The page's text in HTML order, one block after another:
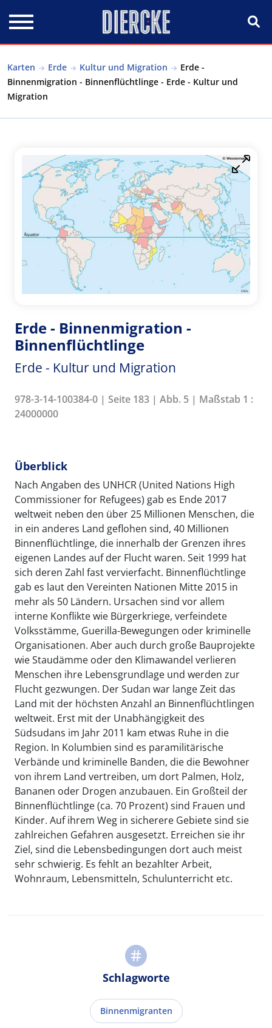
Karten Erde Kultur und Migration
Erde -
Binnenmigration - Binnenflüchtlinge - Erde - Kultur und
Migration
Erde - Binnenmigration -
Binnenflüchtlinge
Erde - Kultur und Migration
978-3-14-100384-0 | Seite 183 | Abb. 5 | Maßstab 1 :
24000000
Überblick
Nach Angaben des UNHCR (United Nations High
Commissioner for Refugees) gab es Ende 2017
weltweit neben den über 25 Millionen Menschen, die
in ein anderes Land geflohen sind, 40 Millionen
Binnenflüchtlinge, die innerhalb der Grenzen ihres
eigenen Landes auf der Flucht waren. Seit 1999 hat
sich deren Zahl fast vervierfacht. Binnenflüchtlinge
gab es laut den Vereinten Nationen Mitte 2015 in
mehr als 50 Ländern. Ursachen sind vor allem
interne Konflikte wie Bürgerkriege, verfeindete
Volksstämme, Guerilla-Bewegungen oder kriminelle
Organisationen. Aber auch durch große Bauprojekte
wie Staudämme oder den Klimawandel verlieren
Menschen ihre Lebensgrundlage und werden zur
Flucht gezwungen. Der Sudan war lange Zeit das
Land mit der höchsten Anzahl an Binnenflüchtlingen
weltweit. Erst mit der Unabhängigkeit des
Südsudans im Jahr 2011 kam etwas Ruhe in die
Region. In Kolumbien sind es paramilitärische
Verbände und kriminelle Banden, die die Bewohner
von ihrem Land vertreiben, um dort Palmen, Holz,
Bananen oder Drogen anzubauen. Ein Großteil der
Binnenflüchtlinge (ca. 70 Prozent) sind Frauen und
Kinder. Auf ihrem Weg in sicherere Gebiete sind sie
zahlreichen Gefahren ausgesetzt. Erreichen sie ihr
Ziel, sind die Lebensbedingungen dort auch meist
sehr schwierig. Es fehlt an bezahlter Arbeit,
Wohnraum, Lebensmitteln, Schulunterricht etc.
Schlagworte
Binnenmigranten